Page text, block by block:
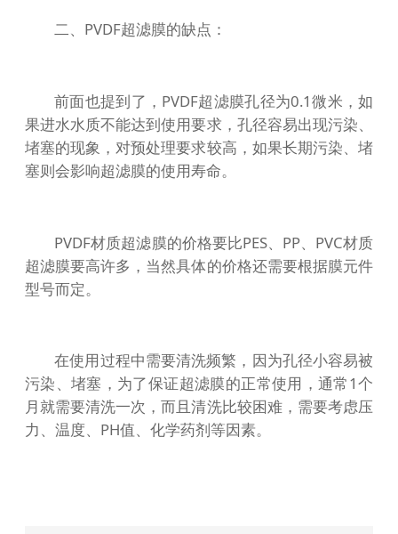
二、PVDF超滤膜的缺点：
前面也提到了，PVDF超滤膜孔径为0.1微米，如
果进水水质不能达到使用要求，孔径容易出现污染、
堵塞的现象，对预处理要求较高，如果长期污染、堵
塞则会影响超滤膜的使用寿命。
PVDF材质超滤膜的价格要比PES、PP、PVC材质
超滤膜要高许多，当然具体的价格还需要根据膜元件
型号而定。
在使用过程中需要清洗频繁，因为孔径小容易被
污染、堵塞，为了保证超滤膜的正常使用，通常1个
月就需要清洗一次，而且清洗比较困难，需要考虑压
力、温度、PH值、化学药剂等因素。